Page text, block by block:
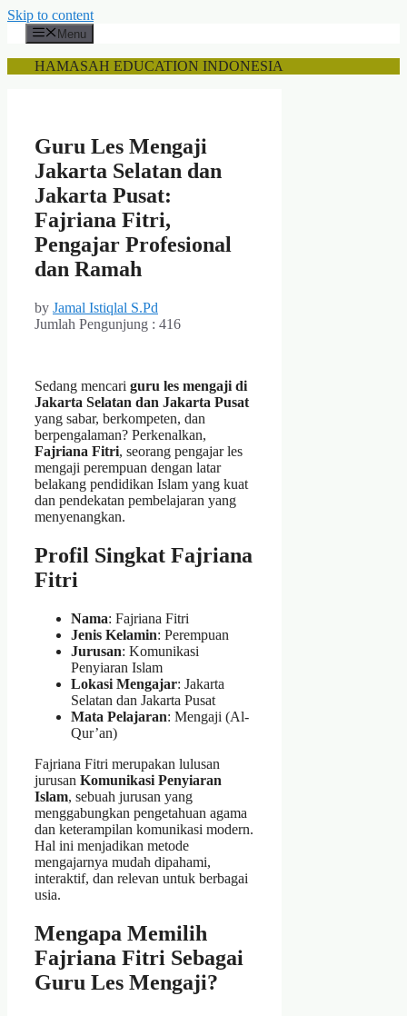
Skip to content
Menu
HAMASAH EDUCATION INDONESIA
Guru Les Mengaji
Jakarta Selatan dan
Jakarta Pusat:
Fajriana Fitri,
Pengajar Profesional
dan Ramah
by Jamal Istiqlal S.Pd
Jumlah Pengunjung : 416
Sedang mencari guru les mengaji di
Jakarta Selatan dan Jakarta Pusat
yang sabar, berkompeten, dan
berpengalaman? Perkenalkan,
Fajriana Fitri, seorang pengajar les
mengaji perempuan dengan latar
belakang pendidikan Islam yang kuat
dan pendekatan pembelajaran yang
menyenangkan.
Profil Singkat Fajriana
Fitri
Nama: Fajriana Fitri
Jenis Kelamin: Perempuan
Jurusan: Komunikasi
Penyiaran Islam
Lokasi Mengajar: Jakarta
Selatan dan Jakarta Pusat
Mata Pelajaran: Mengaji (Al-
Qur’an)
Fajriana Fitri merupakan lulusan
jurusan Komunikasi Penyiaran
Islam, sebuah jurusan yang
menggabungkan pengetahuan agama
dan keterampilan komunikasi modern.
Hal ini menjadikan metode
mengajarnya mudah dipahami,
interaktif, dan relevan untuk berbagai
usia.
Mengapa Memilih
Fajriana Fitri Sebagai
Guru Les Mengaji?